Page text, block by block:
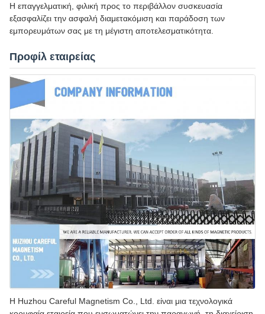
Η επαγγελματική, φιλική προς το περιβάλλον συσκευασία
εξασφαλίζει την ασφαλή διαμετακόμιση και παράδοση των
εμπορευμάτων σας με τη μέγιστη αποτελεσματικότητα.
Προφίλ εταιρείας
Η Huzhou Careful Magnetism Co., Ltd. είναι μια τεχνολογικά